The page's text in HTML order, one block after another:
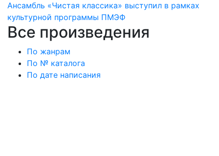
Ансамбль «Чистая классика» выступил в рамках
культурной программы ПМЭФ
Все произведения
По жанрам
По № каталога
По дате написания